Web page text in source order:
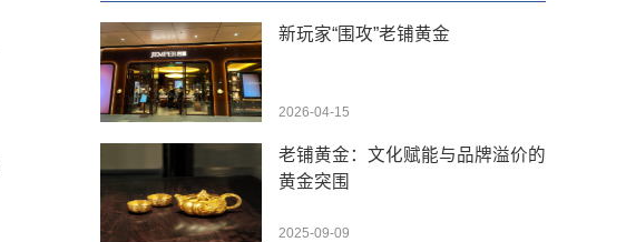
新玩家“围攻”老铺黄金
2026-04-15
老铺黄金：文化赋能与品牌溢价的
黄金突围
2025-09-09